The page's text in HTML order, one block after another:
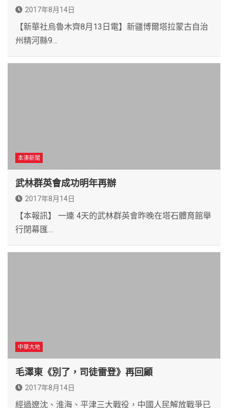
2017年8月14日
【新華社烏魯木齊8月13日電】新疆博爾塔拉蒙古自治
州精河縣9…
本澳新聞
武林群英會成功明年再辦
2017年8月14日
【本報訊】 一連 4天的武林群英會昨晚在塔石體育館舉
行閉幕匯…
中華大地
毛澤東《別了，司徒雷登》再回顧
2017年8月14日
經過遼沈、淮海、平津三大戰役，中國人民解放戰爭已